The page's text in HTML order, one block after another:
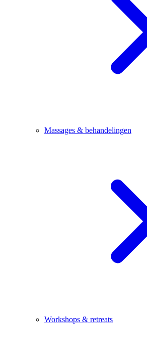
Massages & behandelingen
Workshops & retreats